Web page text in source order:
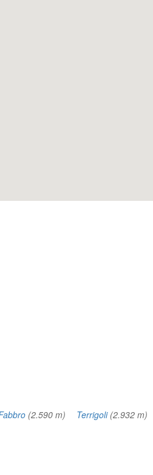
(2.590 m) Terrigoli(2.932 m)